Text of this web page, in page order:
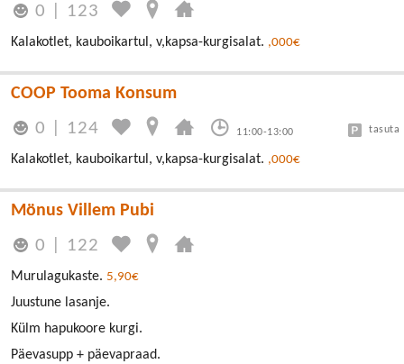
0 123
Kalakotlet, kauboikartul, v,kapsa-kurgisalat. ,000€
COOP Tooma Konsum
0 124 11:00-13:00 tasuta
Kalakotlet, kauboikartul, v,kapsa-kurgisalat. ,000€
Mönus Villem Pubi
0 122
Murulagukaste. 5,90€
Juustune lasanje.
Külm hapukoore kurgi.
Päevasupp + päevapraad.